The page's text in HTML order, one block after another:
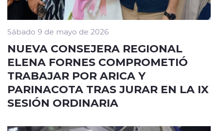
Sábado 9 de mayo de 2026
NUEVA CONSEJERA REGIONAL
ELENA FORNES COMPROMETIÓ
TRABAJAR POR ARICA Y
PARINACOTA TRAS JURAR EN LA IX
SESIÓN ORDINARIA